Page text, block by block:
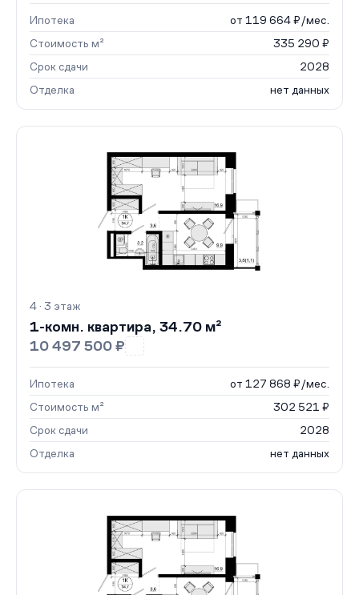
Ипотека
от 119 664 ₽/мес.
Стоимость м²
335 290 ₽
Срок сдачи
2028
Отделка
нет данных
4 · 3 этаж
1-комн. квартира, 34.70 м²
10 497 500 ₽
Ипотека
от 127 868 ₽/мес.
Стоимость м²
302 521 ₽
Срок сдачи
2028
Отделка
нет данных